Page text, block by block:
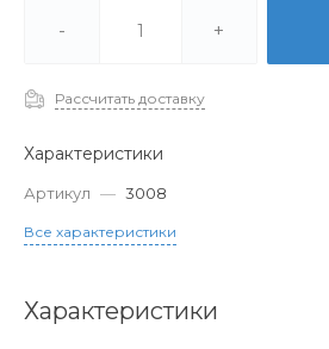
- +
Рассчитать доставку
Характеристики
Артикул — 3008
Все характеристики
Характеристики